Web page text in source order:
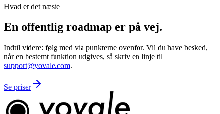
Hvad er det næste
En offentlig roadmap er på vej.
Indtil videre: følg med via punkterne ovenfor. Vil du have besked,
når en bestemt funktion udgives, så skriv en linje til
support@yovale.com.
Se priser